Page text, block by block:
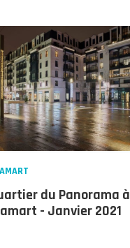
du Panorama à
- Janvier 2021